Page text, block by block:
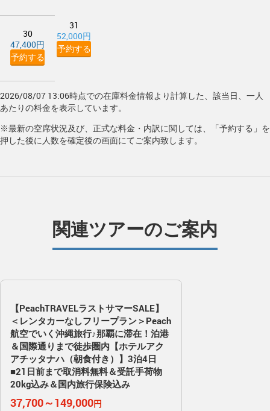
30
47,400円
予約する
31
52,000円
予約する
2026/08/07 13:06時点での在庫料金情報より計算した、該当日、一人
あたりの料金を表示しています。
※最新の空席状況及び、正式な料金・内訳に関しては、「予約する」を
押した後に人数を確定後の画面にてご案内致します。
関連ツアーのご案内
【PeachTRAVELラストサマーSALE】
＜レンタカーなしフリープラン＞Peach
航空でいく沖縄旅行♪那覇に滞在！泊港
＆国際通りまで徒歩圏内【ホテルアク
アチッタナハ（朝食付き）】3泊4日
■21日前まで取消料無料＆受託手荷物
20kg込み＆国内旅行保険込み
37,700～149,000円